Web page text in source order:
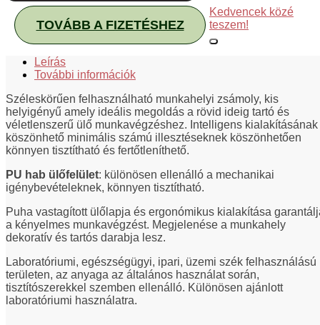
TOVÁBB A FIZETÉSHEZ
Kedvencek közé
teszem!
Leírás
További információk
Széleskörűen felhasználható munkahelyi zsámoly, kis
helyigényű amely ideális megoldás a rövid ideig tartó és
véletlenszerű ülő munkavégzéshez. Intelligens kialakításának
köszönhető minimális számú illesztéseknek köszönhetően
könnyen tisztítható és fertőtleníthető.
PU hab ülőfelület: különösen ellenálló a mechanikai
igénybevételeknek, könnyen tisztítható.
Puha vastagított ülőlapja és ergonómikus kialakítása
a kényelmes munkavégzést. Megjelenése a munkahely
dekoratív és tartós darabja lesz.
Laboratóriumi, egészségügyi, ipari, üzemi szék felhasználású
területen, az anyaga az általános használat során,
tisztítószerekkel szemben ellenálló. Különösen ajánlott
laboratóriumi használatra.